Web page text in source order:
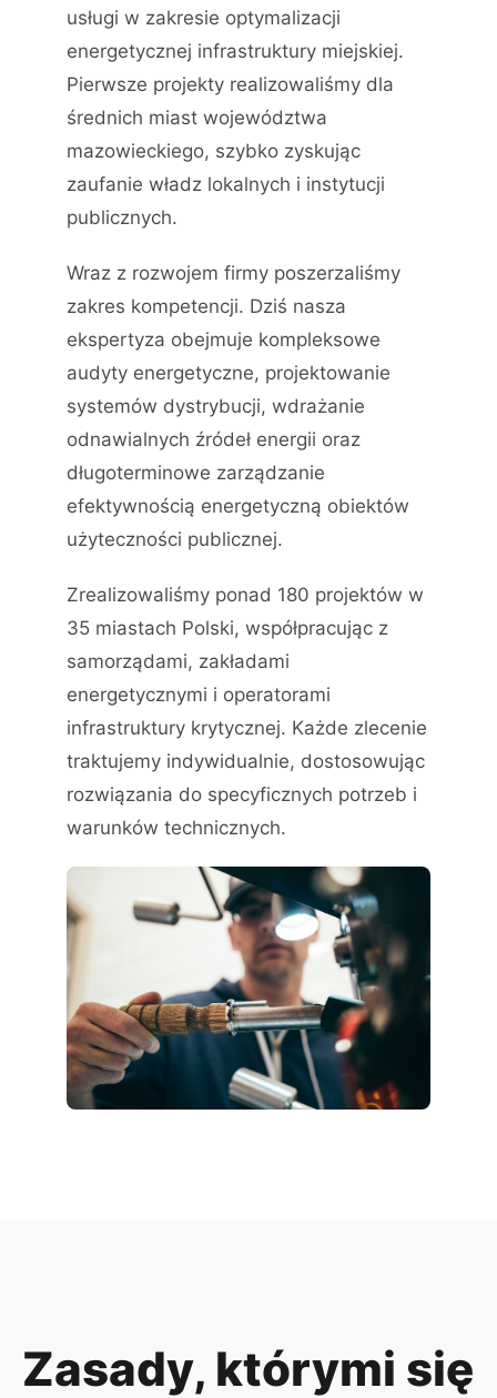
usługi w zakresie optymalizacji
energetycznej infrastruktury miejskiej.
Pierwsze projekty realizowaliśmy dla
średnich miast województwa
mazowieckiego, szybko zyskując
zaufanie władz lokalnych i instytucji
publicznych.
Wraz z rozwojem firmy poszerzaliśmy
zakres kompetencji. Dziś nasza
ekspertyza obejmuje kompleksowe
audyty energetyczne, projektowanie
systemów dystrybucji, wdrażanie
odnawialnych źródeł energii oraz
długoterminowe zarządzanie
efektywnością energetyczną obiektów
użyteczności publicznej.
Zrealizowaliśmy ponad 180 projektów w
35 miastach Polski, współpracując z
samorządami, zakładami
energetycznymi i operatorami
infrastruktury krytycznej. Każde zlecenie
traktujemy indywidualnie, dostosowując
rozwiązania do specyficznych potrzeb i
warunków technicznych.
Zasady, którymi się